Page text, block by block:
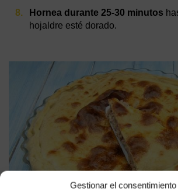
Gestionar el consentimiento
Hornea durante 25-30 minutos
hojaldre esté dorado.